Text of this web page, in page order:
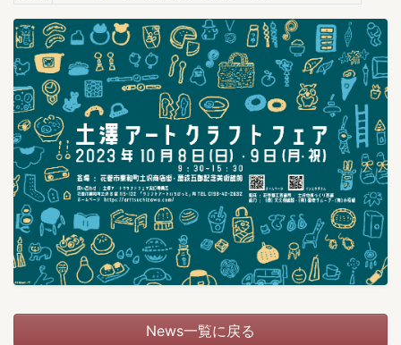
News一覧に戻る